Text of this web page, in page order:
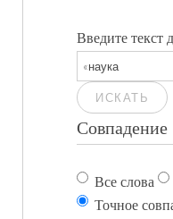
Введите текст
ИСКАТЬ
Совпадение
Все слова
Точное